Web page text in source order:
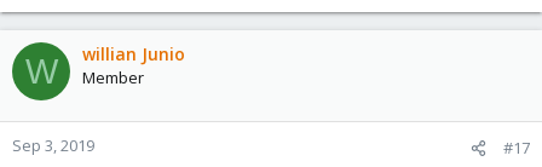
W: Falha no download de alguns arquivos de índice. Eles eram
ignorados, ou antigos usados em seu lugar.
ocorreu depois que o atualize da versão 5.4 para 6.0-5
W willian Junio
Member
Sep 3, 2019 #17